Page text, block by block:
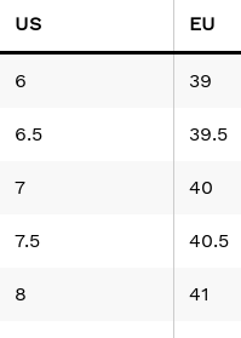
US EU
6 39
6.5 39.5
7 40
7.5 40.5
8 41